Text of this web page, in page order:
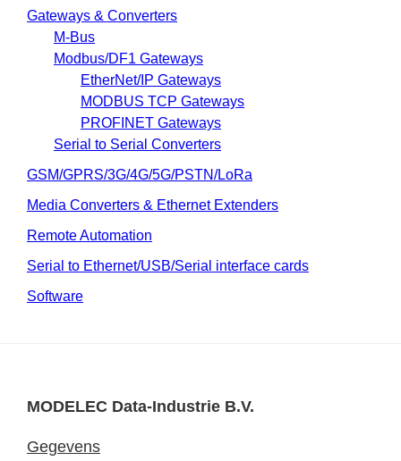
Gateways & Converters
M-Bus
Modbus/DF1 Gateways
EtherNet/IP Gateways
MODBUS TCP Gateways
PROFINET Gateways
Serial to Serial Converters
GSM/GPRS/3G/4G/5G/PSTN/LoRa
Media Converters & Ethernet Extenders
Remote Automation
Serial to Ethernet/USB/Serial interface cards
Software
MODELEC Data-Industrie B.V.
Gegevens